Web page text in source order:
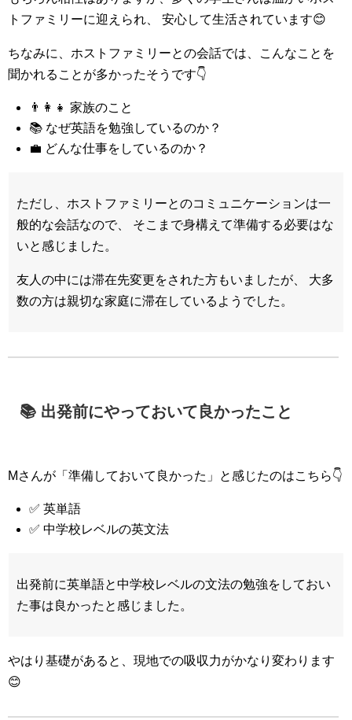
トファミリーに迎えられ、 安心して生活されています😊
ちなみに、ホストファミリーとの会話では、こんなことを
聞かれることが多かったそうです👇
👨‍👩‍👧 家族のこと
📚 なぜ英語を勉強しているのか？
💼 どんな仕事をしているのか？
ただし、ホストファミリーとのコミュニケーションは一
般的な会話なので、 そこまで身構えて準備する必要はな
いと感じました。
友人の中には滞在先変更をされた方もいましたが、 大多
数の方は親切な家庭に滞在しているようでした。
📚 出発前にやっておいて良かったこと
Mさんが「準備しておいて良かった」と感じたのはこちら👇
✅ 英単語
✅ 中学校レベルの英文法
出発前に英単語と中学校レベルの文法の勉強をしておい
た事は良かったと感じました。
やはり基礎があると、現地での吸収力がかなり変わります
😊